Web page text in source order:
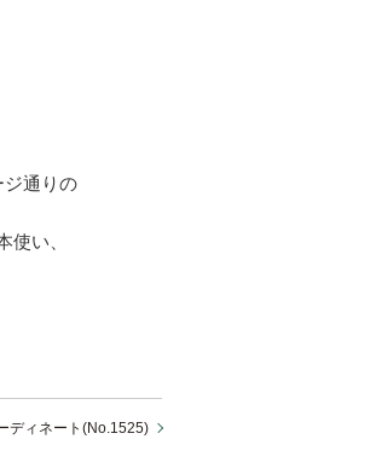
ジ通りの
い、
ィネート(No.1525)